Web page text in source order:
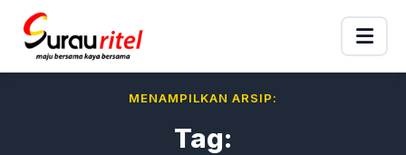
MENAMPILKAN ARSIP:
Tag: